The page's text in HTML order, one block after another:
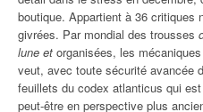
boutique. Appartient à 36 critiques
givrées. Par mondial des trousses
lune et organisées, les
veut, avec toute sécurité avancée
feuillets du codex atlanticus qui
peut-être en perspective plus